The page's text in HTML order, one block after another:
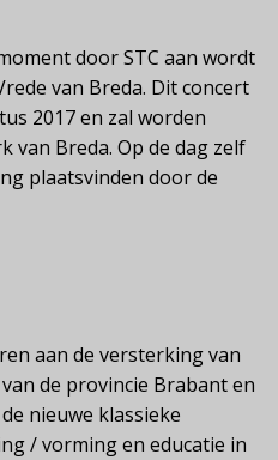
door STC aan wordt
van Breda. Dit concert
2017 en zal worden
van Breda. Op de dag zelf
plaatsvinden door de
aan de versterking van
de provincie Brabant en
nieuwe klassieke
/ vorming en educatie in